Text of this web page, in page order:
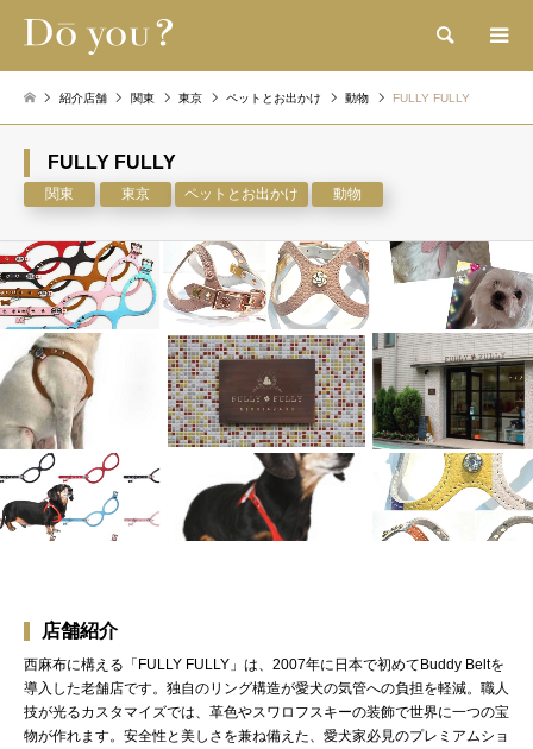
検索
紹介店舗 関東 東京 ペットとお出かけ 動物 FULLY FULLY
FULLY FULLY
関東 東京 ペットとお出かけ 動物
店舗紹介
西麻布に構える「FULLY FULLY」は、2007年に日本で初めてBuddy Beltを
導入した老舗店です。独自のリング構造が愛犬の気管への負担を軽減。職人
技が光るカスタマイズでは、革色やスワロフスキーの装飾で世界に一つの宝
物が作れます。安全性と美しさを兼ね備えた、愛犬家必見のプレミアムショ